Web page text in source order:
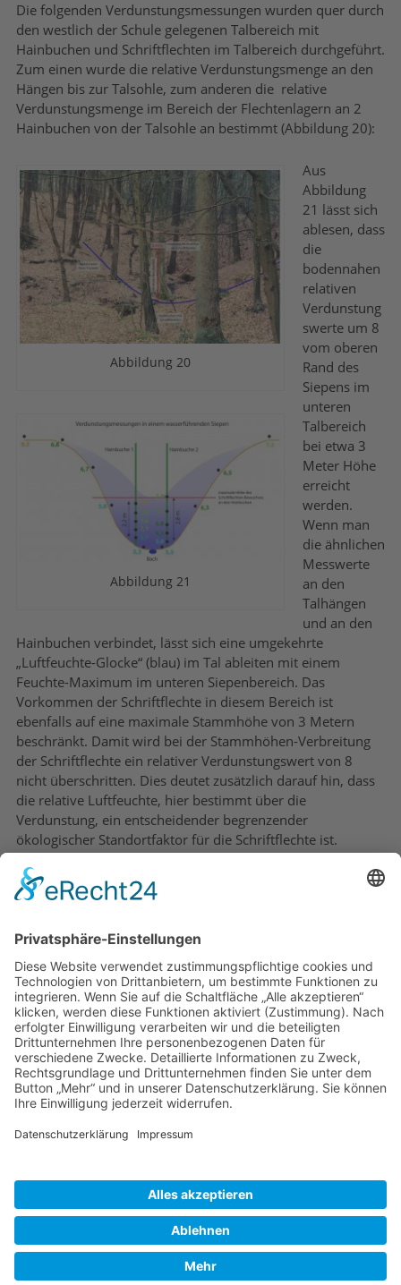
Die folgenden Verdunstungsmessungen wurden quer durch
den westlich der Schule gelegenen Talbereich mit
Hainbuchen und Schriftflechten im Talbereich durchgeführt.
Zum einen wurde die relative Verdunstungsmenge an den
Hängen bis zur Talsohle, zum anderen die relative
Verdunstungsmenge im Bereich der Flechtenlagern an 2
Hainbuchen von der Talsohle an bestimmt (Abbildung 20):
Abbildung 20
Abbildung 21
Aus
Abbildung
21 lässt sich
ablesen, dass
die
bodennahen
relativen
Verdunstung
swerte um 8
vom oberen
Rand des
Siepens im
unteren
Talbereich
bei etwa 3
Meter Höhe
erreicht
werden.
Wenn man
die ähnlichen
Messwerte
an den
Talhängen
und an den
Hainbuchen verbindet, lässt sich eine umgekehrte
„Luftfeuchte-Glocke“ (blau) im Tal ableiten mit einem
Feuchte-Maximum im unteren Siepenbereich. Das
Vorkommen der Schriftflechte in diesem Bereich ist
ebenfalls auf eine maximale Stammhöhe von 3 Metern
beschränkt. Damit wird bei der Stammhöhen-Verbreitung
der Schriftflechte ein relativer Verdunstungswert von 8
nicht überschritten. Dies deutet zusätzlich darauf hin, dass
die relative Luftfeuchte, hier bestimmt über die
Verdunstung, ein entscheidender begrenzender
ökologischer Standortfaktor für die Schriftflechte ist.
Herausgeber
Datenschutz
Impressum
Bearbeitungsstand
Hilfe
nach: